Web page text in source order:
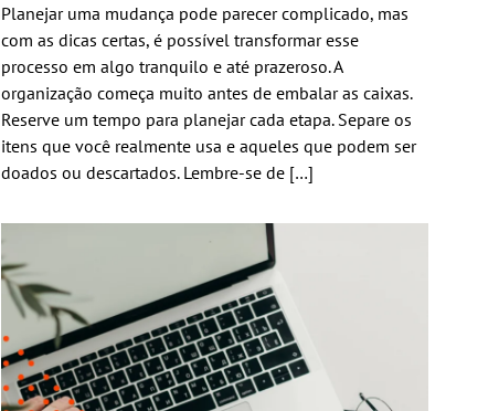
Planejar uma mudança pode parecer complicado, mas
com as dicas certas, é possível transformar esse
processo em algo tranquilo e até prazeroso. A
organização começa muito antes de embalar as caixas.
Reserve um tempo para planejar cada etapa. Separe os
itens que você realmente usa e aqueles que podem ser
doados ou descartados. Lembre-se de […]